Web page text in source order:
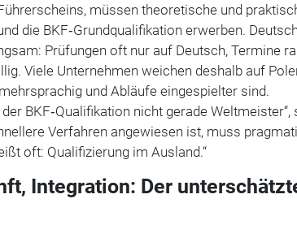
müssen theoretische und
die BKF‑Grundqualifikation erwerben.
Prüfungen oft nur auf Deutsch, Termine
Viele Unternehmen weichen deshalb auf
und Abläufe eingespielter sind.
BKF‑Qualifikation nicht gerade Weltmeister“,
Verfahren angewiesen ist, muss
oft: Qualifizierung im Ausland.“
Integration: Der